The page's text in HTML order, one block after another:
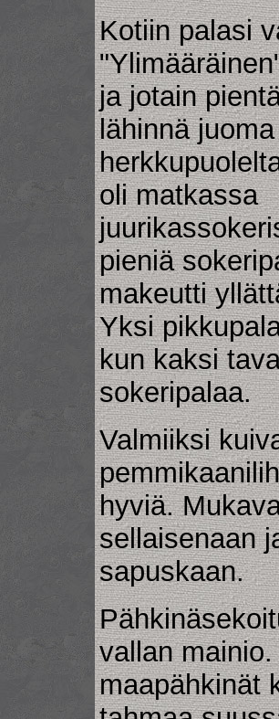
Kotiin palasi
ja jotain
lähinnä
oli matkassa
pieniä
makeutti
Yksi
kun kaksi
sokeripalaa.
Valmiiksi
hyviä.
sellaisenaan
sapuskaan.
vallan
maapähkinät